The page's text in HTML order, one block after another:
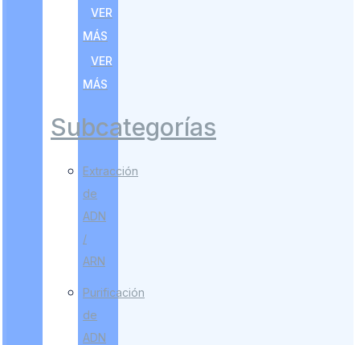
VER
MÁS
VER
MÁS
Subcategorías
Extracción
de
ADN
/
ARN
Purificación
de
ADN